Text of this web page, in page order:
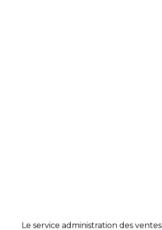
Le service administration des ventes